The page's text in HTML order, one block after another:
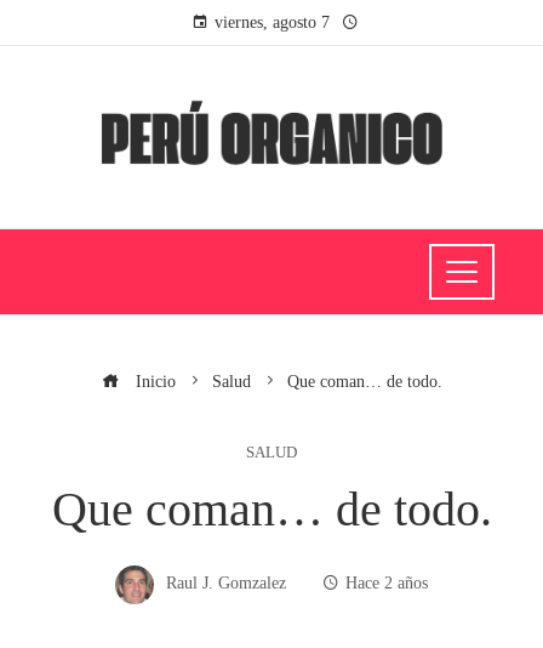
viernes, agosto 7
Inicio Salud Que coman… de todo.
SALUD
Que coman… de todo.
Raul J. Gomzalez Hace 2 años